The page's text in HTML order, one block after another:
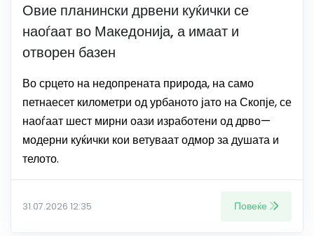
Овие планински дрвени куќички се
наоѓаат во Македонија, а имаат и
отворен базен
Во срцето на недопрената природа, на само
петнаесет километри од урбаното јато на Скопје, се
наоѓаат шест мирни оази изработени од дрво—
модерни куќички кои ветуваат одмор за душата и
телото.
31.07.2026 12:35 Повеќе